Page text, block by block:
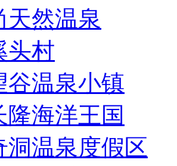
天然温泉
头村
谷温泉小镇
隆海洋王国
洞温泉度假区